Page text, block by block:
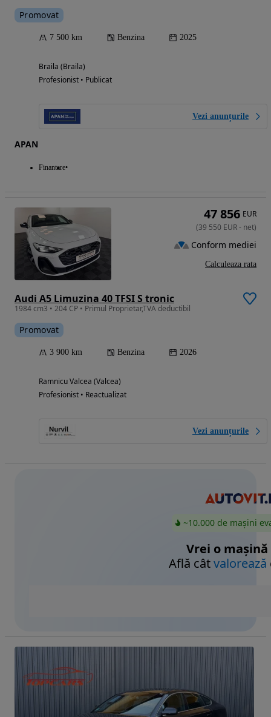
Promovat
7 500 km Benzina 2025
Braila (Braila)
Profesionist • Publicat
Vezi anunțurile
APAN
Finantare
Audi A5 Limuzina 40 TFSI S tronic
1984 cm3 • 204 CP • Primul Proprietar,TVA deductibil
Promovat
3 900 km Benzina 2026
Ramnicu Valcea (Valcea)
Profesionist • Reactualizat
Vezi anunțurile
47 856 EUR
(39 550 EUR- net)
Conform mediei
Calculeaza rata
~10.000 de mașini
Vrei o mașină
Află câtvalorează